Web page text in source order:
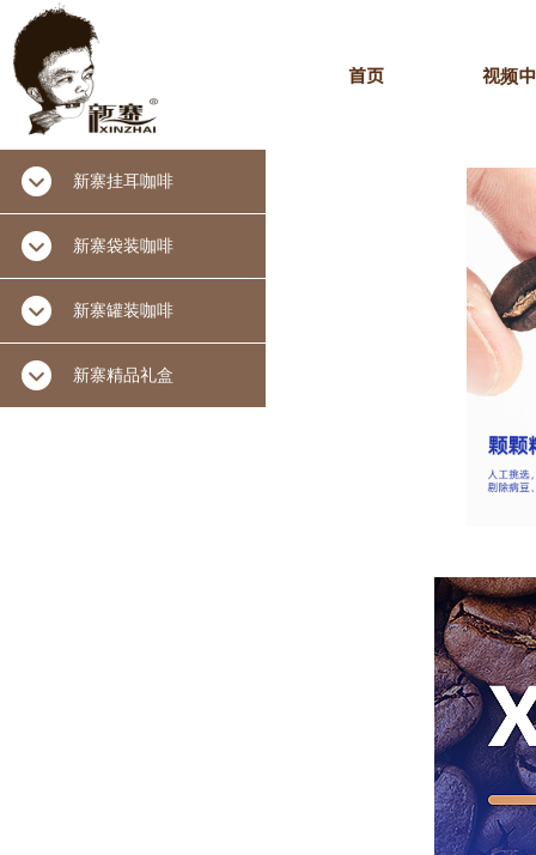
首页 视频
新寨挂耳咖啡
新寨袋装咖啡
新寨罐装咖啡
新寨精品礼盒